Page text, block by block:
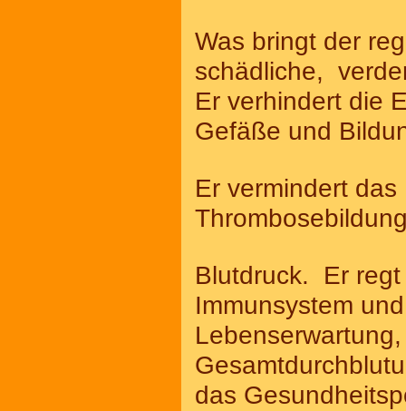
Was bringt der
schädliche,
Er verhindert die
Gefäße und
Er vermindert
Blutdruck. Er
Immunsystem
das